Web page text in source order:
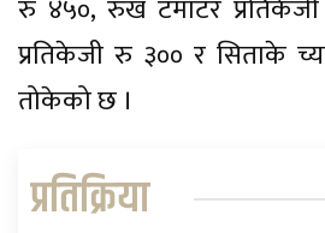
रु ४५०, रुख टमाटर
प्रतिकेजी रु ३०० र सिताके
तोकेको छ ।
प्रतिक्रिया